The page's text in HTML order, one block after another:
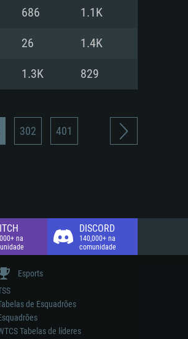
686 1.1K
26 1.4K
1.3K 829
302 401
na
DISCORD
140,000+ na
comunidade
Esports
de Esquadrões
Tabelas de líderes